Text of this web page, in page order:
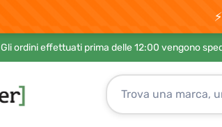
⚡
Gli ordini effettuati prima delle 12:00 vengono